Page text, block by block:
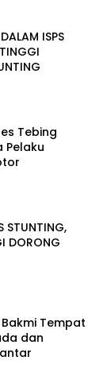
ISPS
Tebing
Pelaku
STUNTING,
DORONG
Tempat
dan